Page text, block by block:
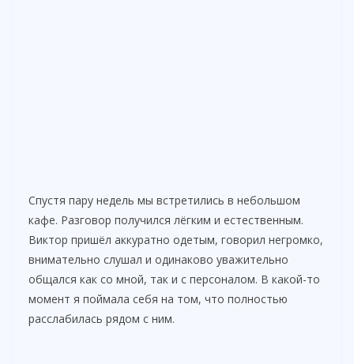
Спустя пару недель мы встретились в небольшом
кафе. Разговор получился лёгким и естественным.
Виктор пришёл аккуратно одетым, говорил негромко,
внимательно слушал и одинаково уважительно
общался как со мной, так и с персоналом. В какой-то
момент я поймала себя на том, что полностью
расслабилась рядом с ним.